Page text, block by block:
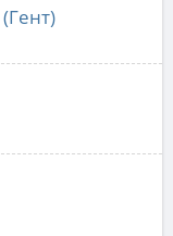
(Гент)